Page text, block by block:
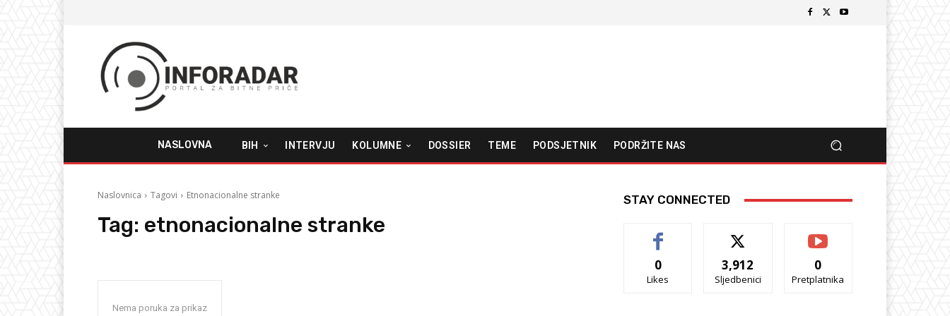
NASLOVNA BIH INTERVJU KOLUMNE DOSSIER TEME PODSJETNIK PODRŽITE NAS
Naslovnica Tagovi Etnonacionalne stranke
Tag: etnonacionalne stranke
Nema poruka za prikaz
STAY CONNECTED
0
Likes
3,912
Sljedbenici
0
Pretplatnika